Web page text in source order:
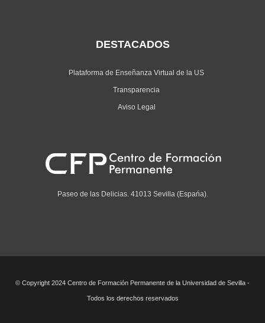
DESTACADOS
Plataforma de Enseñanza Virtual de la US
Transparencia
Aviso Legal
Paseo de las Delicias. 41013 Sevilla (Espańa).
© Copyright 2024 Centro de Formación Permanente de la Universidad de Sevilla -
Todos los derechos reservados